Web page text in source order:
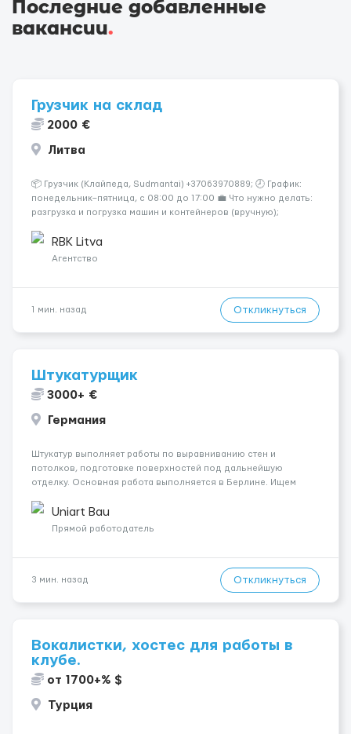
Последние добавленные
вакансии.
Грузчик на склад
2000 €
Литва
📦 Грузчик (Клайпеда, Sudmantai) +37063970889; 🕗 График:
понедельник–пятница, с 08:00 до 17:00 💼 Что нужно делать:
разгрузка и погрузка машин и контейнеров (вручную);
выполнение других поручений заведующего складом. ✅
Требования: ...
RBK Litva
Агентство
1 мин. назад Откликнуться
Штукатурщик
3000+ €
Германия
Штукатур выполняет работы по выравниванию стен и
потолков, подготовке поверхностей под дальнейшую
отделку. Основная работа выполняется в Берлине. Ищем
специалистов с подтверждённым опытом и портфолио.
Обязанности Подготовка оснований ...
Uniart Bau
Прямой работодатель
3 мин. назад Откликнуться
Вокалистки, хостес для работы в
клубе.
от 1700+% $
Турция